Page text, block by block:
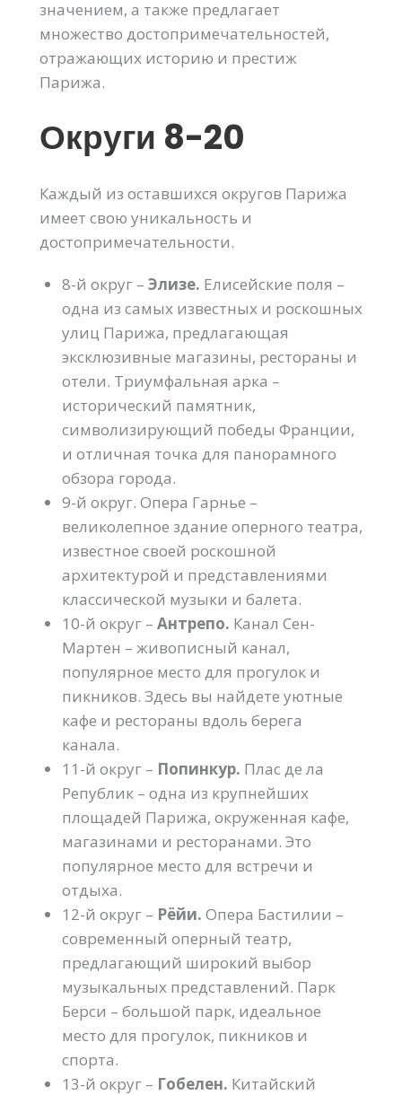
значением, а также предлагает
множество достопримечательностей,
отражающих историю и престиж
Парижа.
Округи 8-20
Каждый из оставшихся округов Парижа
имеет свою уникальность и
достопримечательности.
8-й округ – Элизе. Елисейские поля –
одна из самых известных и роскошных
улиц Парижа, предлагающая
эксклюзивные магазины, рестораны и
отели. Триумфальная арка –
исторический памятник,
символизирующий победы Франции,
и отличная точка для панорамного
обзора города.
9-й округ. Опера Гарнье –
великолепное здание оперного театра,
известное своей роскошной
архитектурой и представлениями
классической музыки и балета.
10-й округ – Антрепо. Канал Сен-
Мартен – живописный канал,
популярное место для прогулок и
пикников. Здесь вы найдете уютные
кафе и рестораны вдоль берега
канала.
11-й округ – Попинкур. Плас де ла
Републик – одна из крупнейших
площадей Парижа, окруженная кафе,
магазинами и ресторанами. Это
популярное место для встречи и
отдыха.
12-й округ – Рёйи. Опера Бастилии –
современный оперный театр,
предлагающий широкий выбор
музыкальных представлений. Парк
Берси – большой парк, идеальное
место для прогулок, пикников и
спорта.
13-й округ – Гобелен. Китайский